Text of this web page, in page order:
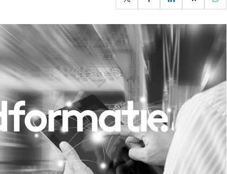
marketing
communicatie
Reputatie & crisis